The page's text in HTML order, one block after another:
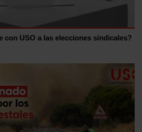
con USO a las elecciones sindicales?